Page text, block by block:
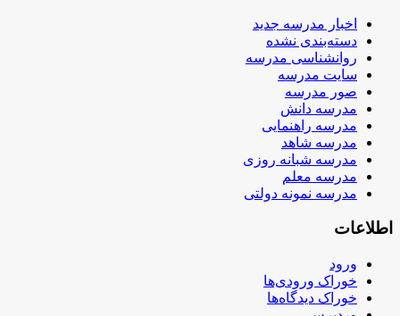
اخبار مدرسه جدید
دسته‌بندی نشده
روانشناسی مدرسه
سایت مدرسه
صور مدرسه
مدرسه دانش
مدرسه راهنمایی
مدرسه شاهد
مدرسه شبانه روزی
مدرسه معلم
مدرسه نمونه دولتی
اطلاعات
ورود
خوراک ورودی‌ها
خوراک دیدگاه‌ها